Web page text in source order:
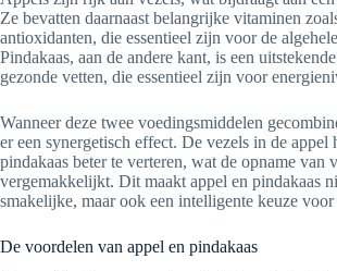
Ze bevatten daarnaast belangrijke vitaminen
antioxidanten, die essentieel zijn voor de
Pindakaas, aan de andere kant, is een
gezonde vetten, die essentieel zijn voor
Wanneer deze twee voedingsmiddelen
er een synergetisch effect. De vezels in de appel
pindakaas beter te verteren, wat de opname van
vergemakkelijkt. Dit maakt appel en pindakaas
smakelijke, maar ook een intelligente keuze voor
De voordelen van appel en pindakaas